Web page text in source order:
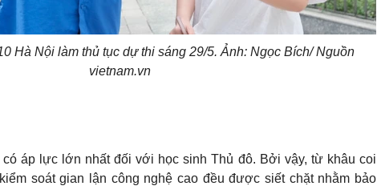
Hà Nội làm thủ tục dự thi sáng 29/5. Ảnh: Ngọc Bích/ Nguồn
vietnam.vn
áp lực lớn nhất đối với học sinh Thủ đô. Bởi vậy, từ khâu coi
soát gian lận công nghệ cao đều được siết chặt nhằm bảo